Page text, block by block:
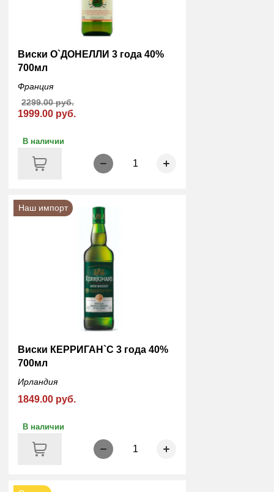
Виски О`ДОНЕЛЛИ 3 года 40%
700мл
Франция
1999.00 руб.
2299.00 руб.
В наличии
1
Наш импорт
Виски КЕРРИГАН`С 3 года 40%
700мл
Ирландия
1849.00 руб.
В наличии
1